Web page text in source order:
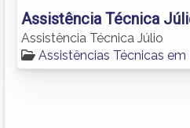
Assistência Técnica
Assistência Técnica Júlio
Assistências Técnicas